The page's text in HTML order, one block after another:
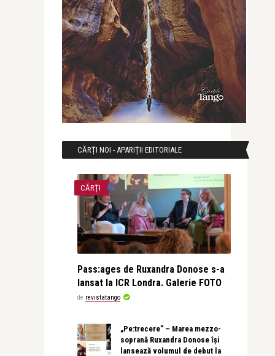
CĂRȚI NOI - APARIȚII EDITORIALE
CĂRȚI
Pass:ages de Ruxandra Donose s-a
lansat la ICR Londra. Galerie FOTO
de revistatango
„Pe:trecere” – Marea mezzo-
soprană Ruxandra Donose își
lansează volumul de debut la